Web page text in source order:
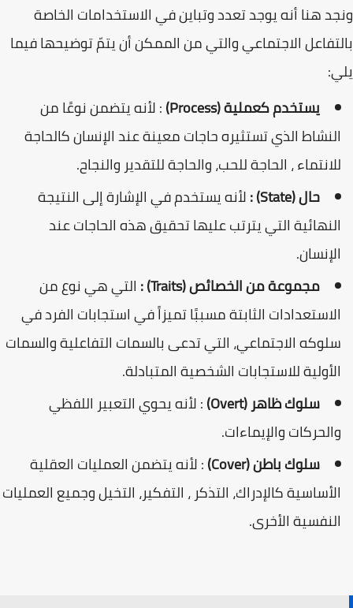
ونجد هنا أنه يوجد تعدد وتباين في الاستخدامات الخاصة
بالتفاعل الاجتماعي والتي من الممكن أن يتمّ توضيحها فيما
يلي:
يستخدم كعملية (Process)
: لأنه يتضمن نوعًا من
النشاط الذي تستثيره حاجات معينة عند الإنسان كالحاجة
للانتماء ، الحاجة للحب، والحاجة للتقدير والنجاح.
حال (State) :
لأنه يستخدم في الإشارة إلى النتيجة
النهائية التي يترتب عليها تحقيق هذه الحاجات عند
الإنسان.
مجموعة من الخصائص (Traits) :
التي هي نوع من
الاستعدادات الثابتة مسببًا تميزاً في استجابات الفرد في
سلوكه الاجتماعي، التي تدعى بالسمات التفاعلية والسمات
الأولية للاستجابات الشخصية المتبادلة.
سلوك ظاهر (Overt)
: لأنه يحوي التعبير اللفظي
والحركات والإيماءات.
سلوك باطن (Cover)
: لأنه يتضمن العمليات العقلية
الأساسية كالإدراك، التذكر ، التفكير، التخيل وجميع العمليات
النفسية الأخرى.